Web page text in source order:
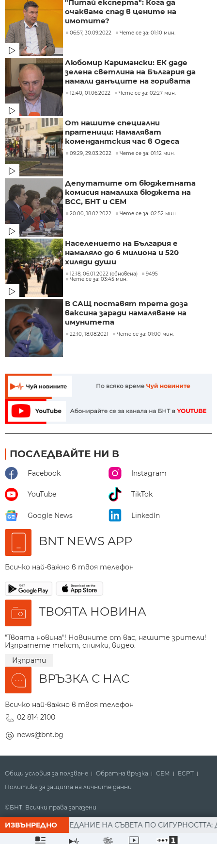
"Питай експерта": Кога да
очакваме спад в цените на
имотите?
06:57, 30.09.2022 Чете се за: 01:10 мин.
Любомир Каримански: ЕК даде
зелена светлина на България да
намали данъците на горивата
12:40, 01.06.2022 Чете се за: 02:27 мин.
От нашите специални
пратеници: Намаляват
комендантския час в Одеса
09:29, 29.03.2022 Чете се за: 01:12 мин.
Депутатите от бюджетната
комисия намалиха бюджета на
ВСС, БНТ и СЕМ
20:00, 18.02.2022 Чете се за: 02:52 мин.
Населението на България е
намаляло до 6 милиона и 520
хиляди души
12:18, 06.01.2022 (обновена)
9495
Чете се за: 03:45 мин.
В САЩ поставят трета доза
ваксина заради намаляване на
имунитета
22:10, 18.08.2021 Чете се за: 01:00 мин.
ПОСЛЕДВАЙТЕ НИ В
Facebook Instagram
YouTube TikTok
Google News LinkedIn
BNT NEWS APP
Всичко най-важно в твоя телефон
ТВОЯТА НОВИНА
"Твоята новина"! Новините от вас, нашите зрители!
Изпратете текст, снимки, видео.
Изпрати
ВРЪЗКА С НАС
Всичко най-важно в твоя телефон
02 814 2100
news@bnt.bg
ИЗВЪНРЕДНО
СЛЕД ЗАСЕДАНИЕ НА СЪВЕТА ПО СИГУРНОСТТА:
Общи условия за ползване Обратна връзка СЕМ
ECPT
Политика за защита на личните данни
©БНТ. Всички права запазени
Гледайте новините за деня на БНТ в Метрото